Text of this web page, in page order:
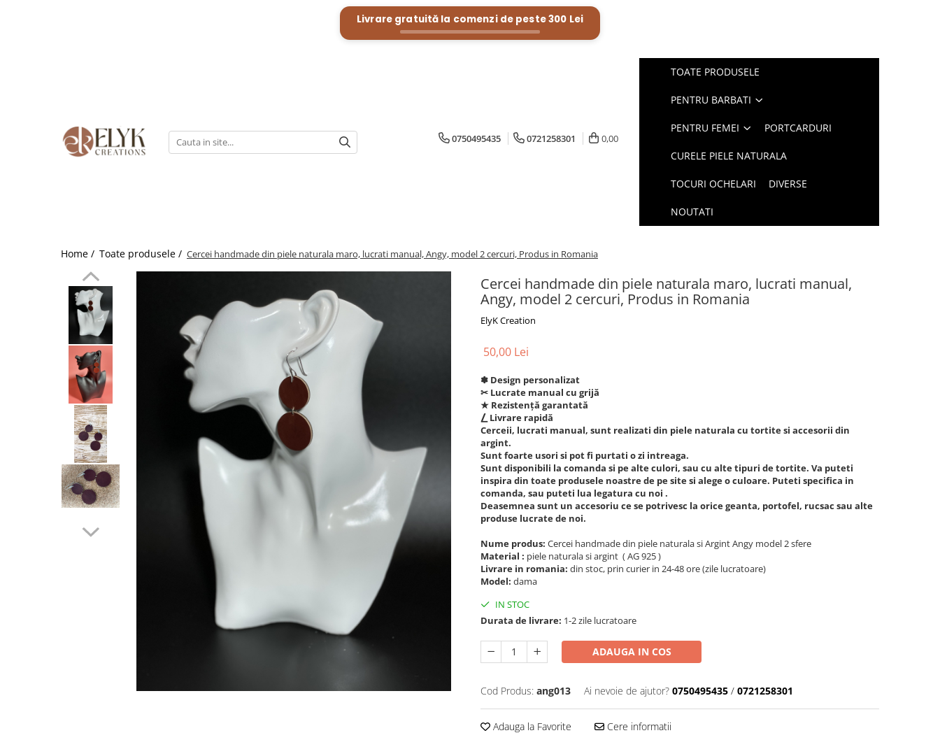
Livrare gratuită la comenzi de peste300 Lei
0750495435 0721258301 0,00
TOATE PRODUSELE
PENTRU BARBATI
PENTRU FEMEI PORTCARDURI
CURELE PIELE NATURALA
TOCURI OCHELARI DIVERSE
NOUTATI
Home / Toate produsele / Cercei handmade din piele naturala maro, lucrati manual, Angy, model 2 cercuri, Produs in Romania
Cercei handmade din piele naturala maro, lucrati manual,
Angy, model 2 cercuri, Produs in Romania
ElyK Creation
50,00 Lei
✽ Design personalizat
✂︎ Lucrate manual cu grijă
★ Rezistență garantată
⎳ Livrare rapidă
Cerceii, lucrati manual, sunt realizati din piele naturala cu tortite si accesorii din
argint.
Sunt foarte usori si pot fi purtati o zi intreaga.
Sunt disponibili la comanda si pe alte culori, sau cu alte tipuri de tortite. Va puteti
inspira din toate produsele noastre de pe site si alege o culoare. Puteti specifica in
comanda, sau puteti lua legatura cu noi .
Deasemnea sunt un accesoriu ce se potrivesc la orice geanta, portofel, rucsac sau alte
produse lucrate de noi.
Nume produs: Cercei handmade din piele naturala si Argint Angy model 2 sfere
Material : piele naturala si argint ( AG 925 )
Livrare in romania: din stoc, prin curier in 24-48 ore (zile lucratoare)
Model: dama
IN STOC
Durata de livrare: 1-2 zile lucratoare
ADAUGA IN COS
Cod Produs: ang013 Ai nevoie de ajutor? 0750495435 / 0721258301
Adauga la Favorite Cere informatii